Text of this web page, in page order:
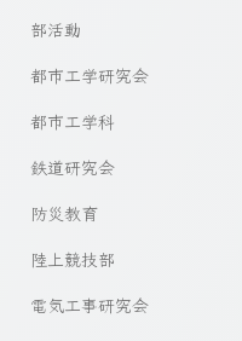
部活動
都市工学研究会
都市工学科
鉄道研究会
防災教育
陸上競技部
電気工事研究会